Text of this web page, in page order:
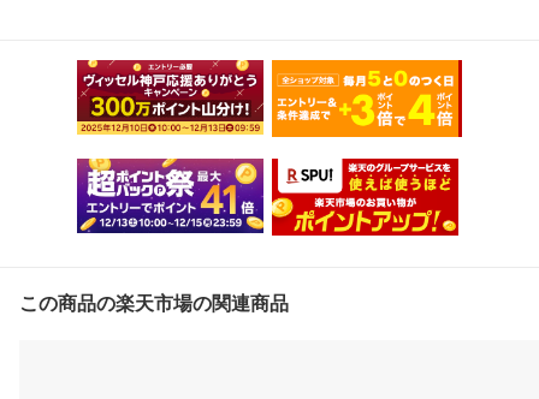
この商品の楽天市場の関連商品